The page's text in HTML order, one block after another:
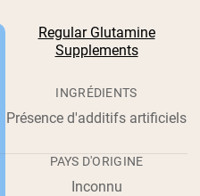
Regular Glutamine
Supplements
INGRÉDIENTS
Présence d'additifs artificiels
PAYS D'ORIGINE
Inconnu